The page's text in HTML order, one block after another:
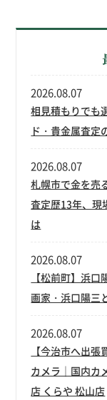
相見積もりでも
ド・貴金属査定
2026.08.07
札幌市で金を売
査定歴13年、現
は
2026.08.07
【松前町】浜
画家・浜口陽三
2026.08.07
【今治市へ出
カメラ｜国内カ
店 くらや 松山店
2026.08.07